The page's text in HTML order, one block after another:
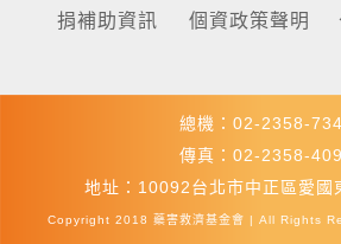
捐補助資訊
個資政策聲明
總機：02-2358-
傳真：02-2358-
地址：10092台北市中正區愛國
Copyright 2018 藥害救濟基金會 | All Rights